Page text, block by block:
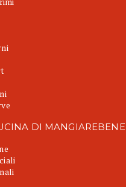
DI MANGIAREBENE